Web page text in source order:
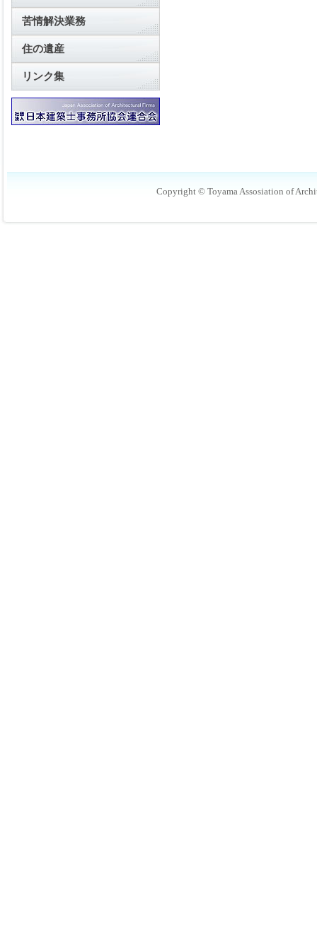
苦情解決業務
住の遺産
リンク集
Copyright © Toyama Assosiation of